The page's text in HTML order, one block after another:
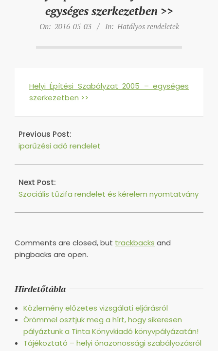
egységes szerkezetben >>
On: 2016-05-03 In: Hatályos rendeletek
Helyi Építési Szabályzat 2005 – egységes
szerkezetben >>
2016-
03
Previous Post:
iparűzési adó rendelet
Next Post:
Szociális tűzifa rendelet és kérelem nyomtatvány
Comments are closed, but trackbacks and
pingbacks are open.
Hirdetőtábla
Közlemény előzetes vizsgálati eljárásról
Örömmel osztjuk meg a hírt, hogy sikeresen
pályáztunk a Tinta Könyvkiadó könyvpályázatán!
Tájékoztató – helyi önazonossági szabályozásról